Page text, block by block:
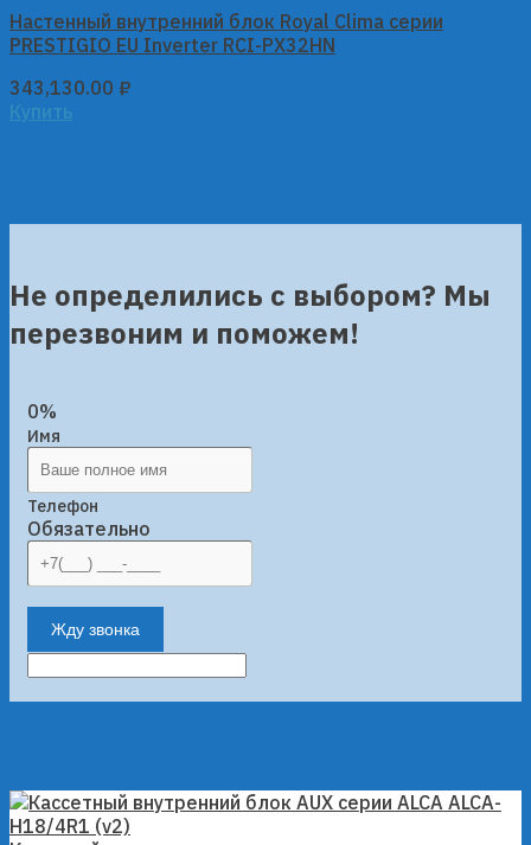
Настенный внутренний блок Royal Clima серии
PRESTIGIO EU Inverter RCI-PX32HN
343,130.00 ₽
Купить
Не определились с выбором? Мы
перезвоним и поможем!
0%
Имя
Телефон
Обязательно
Жду звонка